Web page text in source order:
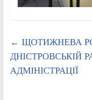
← ЩОТИЖНЕВА
ДНІСТРОВСЬКІЙ
АДМІНІСТРАЦІЇ